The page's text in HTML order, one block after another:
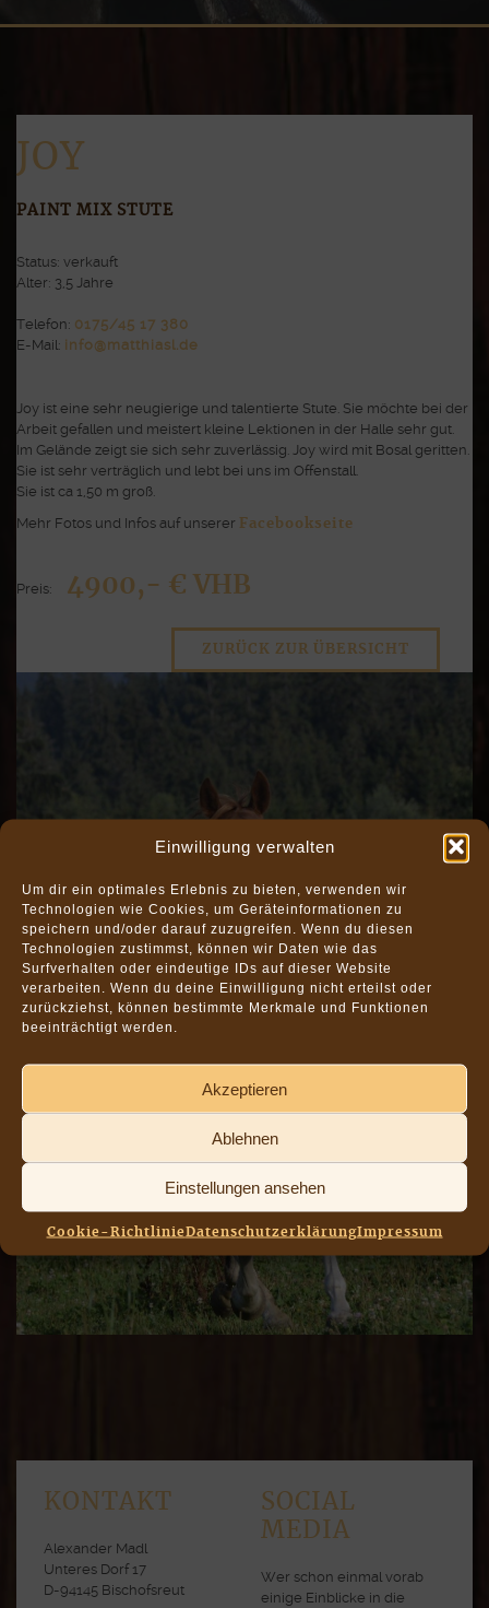
Einwilligung verwalten
Um dir ein optimales Erlebnis zu bieten, verwenden wir
Technologien wie Cookies, um Geräteinformationen zu
speichern und/oder darauf zuzugreifen. Wenn du diesen
Technologien zustimmst, können wir Daten wie das
Surfverhalten oder eindeutige IDs auf dieser Website
verarbeiten. Wenn du deine Einwilligung nicht erteilst oder
zurückziehst, können bestimmte Merkmale und Funktionen
beeinträchtigt werden.
Akzeptieren
Ablehnen
Einstellungen ansehen
Cookie-RichtlinieDatenschutzerklärungImpressum
JOY
PAINT MIX STUTE
Status: verkauft
Alter: 3,5 Jahre
Telefon: 0175/45 17 380
E-Mail: info@matthiasl.de
Joy ist eine sehr neugierige und talentierte Stute. Sie möchte bei der
Arbeit gefallen und meistert kleine Lektionen in der Halle sehr gut.
Im Gelände zeigt sie sich sehr zuverlässig. Joy wird mit Bosal geritten.
Sie ist sehr verträglich und lebt bei uns im Offenstall.
Sie ist ca 1,50 m groß.
Mehr Fotos und Infos auf unserer
Facebookseite
Preis: 4900,- € VHB
ZURÜCK ZUR ÜBERSICHT
KONTAKT
Alexander Madl
Unteres Dorf 17
D-94145 Bischofsreut
SOCIAL
MEDIA
Wer schon einmal vorab
einige Einblicke in die